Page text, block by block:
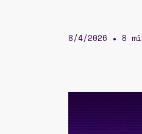
8/4/2026 • 8